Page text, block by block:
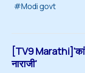
Modi govt
[TV9
नाराजी'